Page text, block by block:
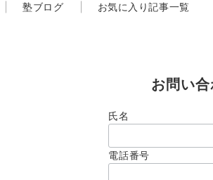
塾ブログ お気に入り記事一覧
お問い
氏名
電話番号